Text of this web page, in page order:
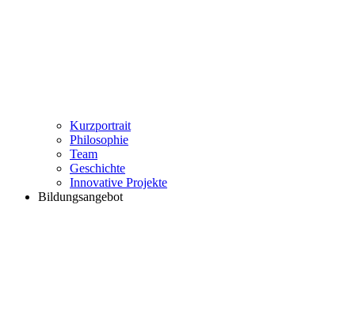
Kurzportrait
Philosophie
Team
Geschichte
Innovative Projekte
Bildungsangebot